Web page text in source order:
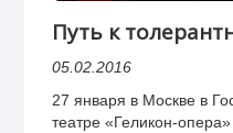
Путь к
05.02.2016
27 января в Москве в
театре «Геликон-